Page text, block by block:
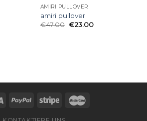
AMIRI PULLOVER
amiri pullover
€47.00 €23.00